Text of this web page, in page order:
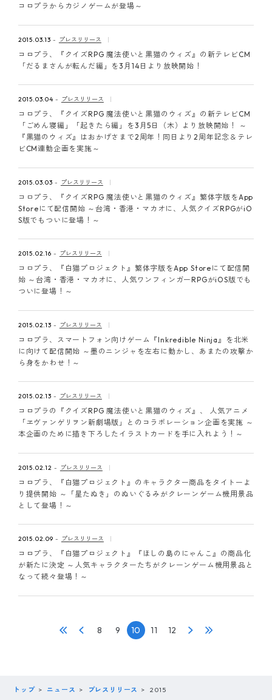
コロプラからカジノゲームが登場～
2015.03.13 プレスリリース
コロプラ、『クイズRPG 魔法使いと黒猫のウィズ』の新テレビCM
「だるまさんが転んだ編」を3月14日より放映開始！
2015.03.04 プレスリリース
コロプラ、『クイズRPG 魔法使いと黒猫のウィズ』の新テレビCM
「ごめん寝編」「起きたら編」を3月5日（木）より放映開始！ ～
『黒猫のウィズ』はおかげさまで2周年！同日より2周年記念＆テレ
ビCM連動企画を実施～
2015.03.03 プレスリリース
コロプラ、『クイズRPG 魔法使いと黒猫のウィズ』繁体字版をApp
Storeにて配信開始 ～台湾・香港・マカオに、人気クイズRPGがiO
S版でもついに登場！～
2015.02.16 プレスリリース
コロプラ、『白猫プロジェクト』繁体字版をApp Storeにて配信開
始 ～台湾・香港・マカオに、人気ワンフィンガーRPGがiOS版でも
ついに登場！～
2015.02.13 プレスリリース
コロプラ、スマートフォン向けゲーム『Inkredible Ninja』を北米
に向けて配信開始 ～墨のニンジャを左右に動かし、あまたの攻撃か
ら身をかわせ！～
2015.02.13 プレスリリース
コロプラの『クイズRPG 魔法使いと黒猫のウィズ』、 人気アニメ
「ヱヴァンゲリヲン新劇場版」とのコラボレーション企画を実施 ～
本企画のために描き下ろしたイラストカードを手に入れよう！～
2015.02.12 プレスリリース
コロプラ、『白猫プロジェクト』のキャラクター商品をタイトーよ
り提供開始 ～「星たぬき」のぬいぐるみがクレーンゲーム機用景品
として登場！～
2015.02.09 プレスリリース
コロプラ、『白猫プロジェクト』『ほしの島のにゃんこ』の商品化
が新たに決定 ～人気キャラクターたちがクレーンゲーム機用景品と
なって続々登場！～
8 9 10 11 12
トップ ニュース プレスリリース 2015